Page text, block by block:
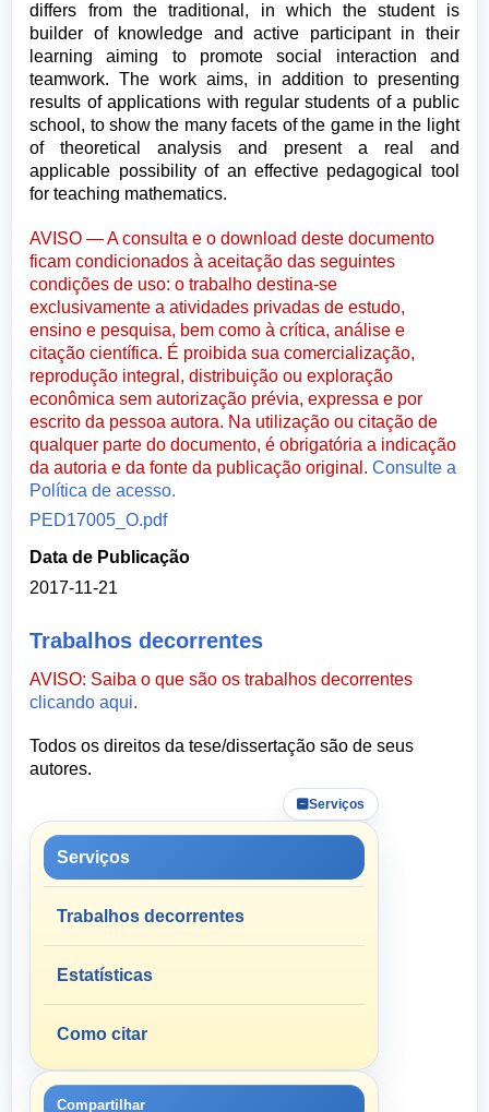
differs from the traditional, in which the student is
builder of knowledge and active participant in their
learning aiming to promote social interaction and
teamwork. The work aims, in addition to presenting
results of applications with regular students of a public
school, to show the many facets of the game in the light
of theoretical analysis and present a real and
applicable possibility of an effective pedagogical tool
for teaching mathematics.
AVISO — A consulta e o download deste documento
ficam condicionados à aceitação das seguintes
condições de uso: o trabalho destina-se
exclusivamente a atividades privadas de estudo,
ensino e pesquisa, bem como à crítica, análise e
citação científica. É proibida sua comercialização,
reprodução integral, distribuição ou exploração
econômica sem autorização prévia, expressa e por
escrito da pessoa autora. Na utilização ou citação de
qualquer parte do documento, é obrigatória a indicação
da autoria e da fonte da publicação original.Consulte a
Política de acesso.
PED17005_O.pdf
Data de Publicação
2017-11-21
Trabalhos decorrentes
AVISO: Saiba o que são os trabalhos decorrentes
clicando aqui.
Todos os direitos da tese/dissertação são de seus
autores.
Serviços
Serviços
Trabalhos decorrentes
Estatísticas
Como citar
Compartilhar